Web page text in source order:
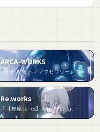
ARCA-WORKS
『E-PULSE ヘアアクセサリー』など3件
Re.works
『【星座series】Astralis Orbit - さそり座／Scorpius【VRChat向け】』など3件